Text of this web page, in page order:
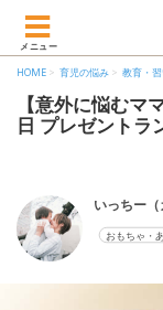
メニュー
HOME 育児の悩み 教育・
【意外に悩む
日 プレゼントラ
いっちー（
おもちゃ・